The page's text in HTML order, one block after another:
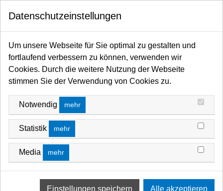
Startseite CHAINMASTER SHOP Flight Case
Case für ChainMaster Rigging Lift 0500kg
D8+, orig. AMPTOWN Truckmaß,
Art-Nr.: ATCCMKZP
BESCHREIBUNG
Produkt hat keine Beschreibung
DETAILS
Datenschutzeinstellungen
Um unsere Webseite für Sie optimal zu gestalten und
fortlaufend verbessern zu können, verwenden wir
Cookies. Durch die weitere Nutzung der Webseite
stimmen Sie der Verwendung von Cookies zu.
Notwendig mehr
Statistik mehr
Media mehr